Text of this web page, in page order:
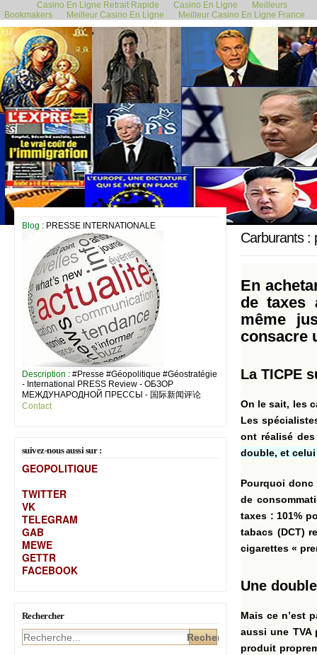
Casino En Ligne Retrait Rapide Casino En Ligne
Meilleurs
Bookmakers
Meilleur Casino En Ligne Meilleur Casino En Ligne France
Blog : PRESSE INTERNATIONALE
Description : #Presse #Géopolitique #Géostratégie
- International PRESS Review - ОБЗОР
МЕЖДУНАРОДНОЙ ПРЕССЫ - 国际新闻评论
Contact
suivez-nous aussi sur :
GEOPOLITIQUE
TWITTER
VK
TELEGRAM
GAB
MEWE
GETTR
FACEBOOK
Rechercher
1 novembre 2019
Carburants :
En
de taxes
même
consacre
La TICPE
On le sait, les
Les
ont réalisé
double, et
Pourquoi donc
de
taxes : 101%
tabacs (DCT)
cigarettes «
Une
Mais ce n’est
aussi une TVA
produit